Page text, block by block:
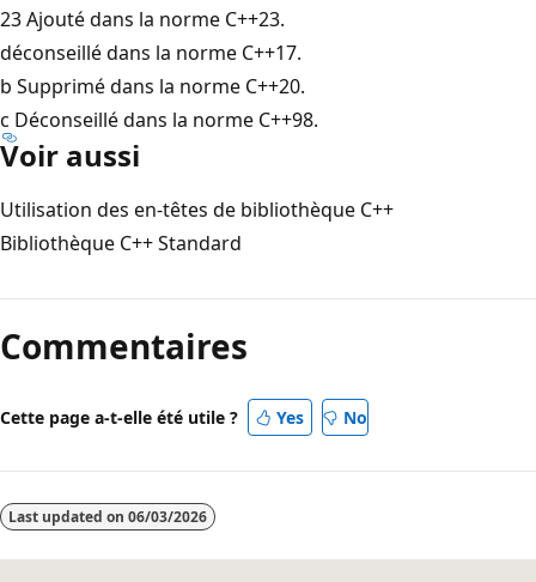
23 Ajouté dans la norme C++23.
déconseillé dans la norme C++17.
b Supprimé dans la norme C++20.
c Déconseillé dans la norme C++98.
Voir aussi
Utilisation des en-têtes de bibliothèque C++
Bibliothèque C++ Standard
lecture
désactivé
Commentaires
Cette page a-t-elle été utile ? Yes No
Last updated on 06/03/2026